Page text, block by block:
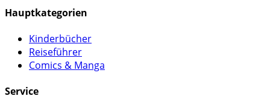
Hauptkategorien
Kinderbücher
Reiseführer
Comics & Manga
Service